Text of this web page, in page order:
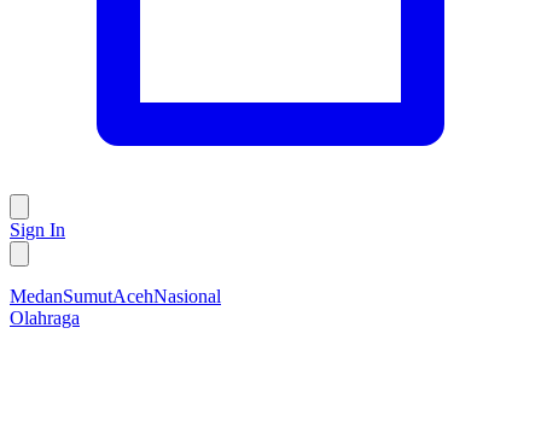
Sign In
MedanSumutAcehNasional
Olahraga